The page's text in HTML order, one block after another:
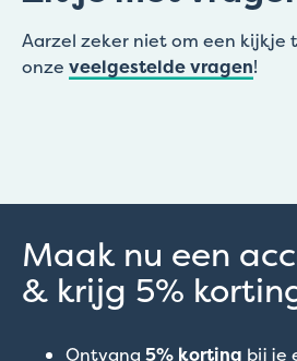
Aarzel zeker niet om een kijkje
onze veelgestelde vragen!
Maak nu een
& krijg 5%
Ontvang 5% korting bij je